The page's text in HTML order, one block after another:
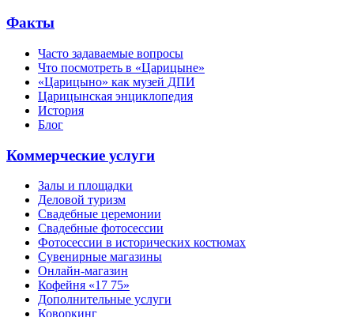
Факты
Часто задаваемые вопросы
Что посмотреть в «Царицыне»
«Царицыно» как музей ДПИ
Царицынская энциклопедия
История
Блог
Коммерческие услуги
Залы и площадки
Деловой туризм
Свадебные церемонии
Свадебные фотосессии
Фотосессии в исторических костюмах
Сувенирные магазины
Онлайн-магазин
Кофейня «17 75»
Дополнительные услуги
Коворкинг